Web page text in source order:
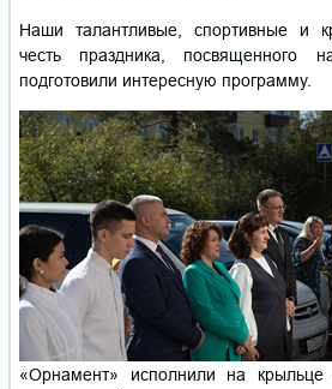
Наши талантливые, спортивные и
честь праздника, посвященного
подготовили интересную программу.
«Орнамент» исполнили на крыльце